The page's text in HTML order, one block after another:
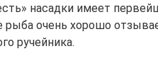
насадки имеет
рыба очень хорошо
ручейника.